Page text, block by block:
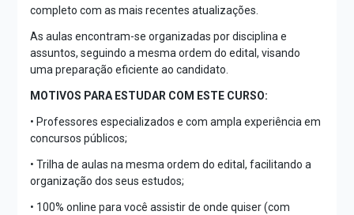
completo com as mais recentes atualizações.
As aulas encontram-se organizadas por disciplina e
assuntos, seguindo a mesma ordem do edital, visando
uma preparação eficiente ao candidato.
MOTIVOS PARA ESTUDAR COM ESTE CURSO:
• Professores especializados e com ampla experiência em
concursos públicos;
• Trilha de aulas na mesma ordem do edital, facilitando a
organização dos seus estudos;
• 100% online para você assistir de onde quiser (com